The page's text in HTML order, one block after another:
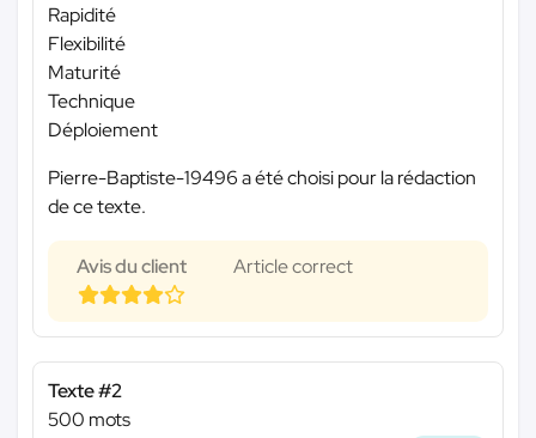
Rapidité
Flexibilité
Maturité
Technique
Déploiement
Pierre-Baptiste-19496 a été choisi pour la rédaction
de ce texte.
Avis du client Article correct
Texte #2
500 mots